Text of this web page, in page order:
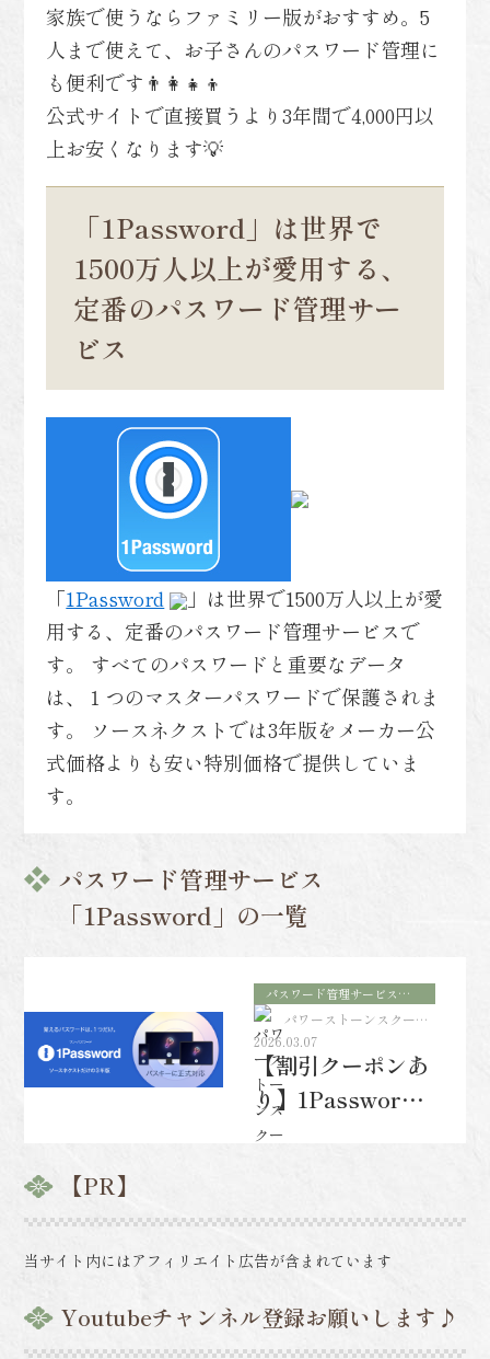
家族で使うならファミリー版がおすすめ。5
人まで使えて、お子さんのパスワード管理に
も便利です👨‍👩‍👧‍👦
公式サイトで直接買うより3年間で4,000円以
上お安くなります💡
「1Password」は世界で
1500万人以上が愛用する、
定番のパスワード管理サー
ビス
「1Password
」は世界で1500万人以上が愛
用する、定番のパスワード管理サービスで
す。 すべてのパスワードと重要なデータ
は、１つのマスターパスワードで保護されま
す。 ソースネクストでは3年版をメーカー公
式価格よりも安い特別価格で提供していま
す。
パスワード管理サービス
「1Password」の一覧
パスワード管理サービス
「1Password」
2026.03.07
【割引クーポンあ
り】1Password 3
年版 ソースネク
パワーストーンスクール
＆ショップ アロマヴァ
ンヴェール
【PR】
当サイト内にはアフィリエイト広告が含まれています
Youtubeチャンネル登録お願いします♪